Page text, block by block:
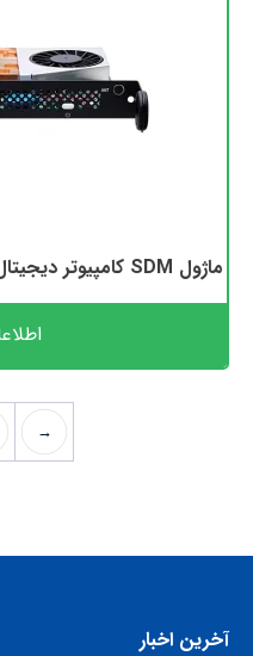
ماژول SDM کامپیوتر دیجیتال ساینیج Nexcom NDiS S538
→
آخرین اخبار